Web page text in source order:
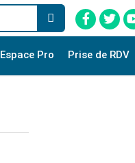
Espace Pro Prise de RDV